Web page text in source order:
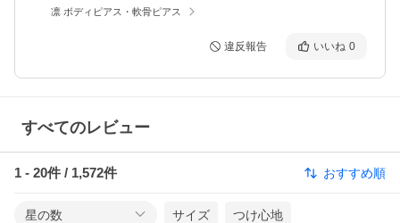
凛 ボディピアス・軟骨ピアス
違反報告 いいね 0
すべてのレビュー
1 - 20件 / 1,572件 おすすめ順
星の数 サイズ つけ心地